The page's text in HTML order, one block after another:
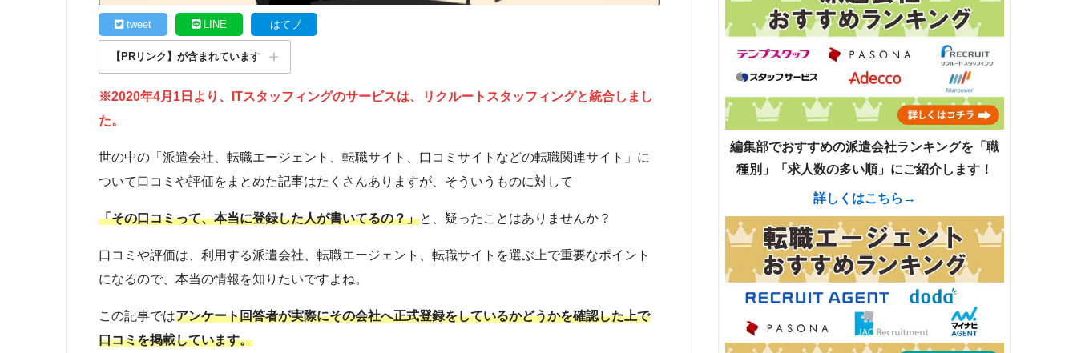
tweet LINE はてブ
【PRリンク】が含まれています
※2020年4月1日より、ITスタッフィングのサービスは、リクルートスタッフィングと統合しまし
た。
世の中の「派遣会社、転職エージェント、転職サイト、口コミサイトなどの転職関連サイト」に
ついて口コミや評価をまとめた記事はたくさんありますが、そういうものに対して
「その口コミって、本当に登録した人が書いてるの？」と、疑ったことはありませんか？
口コミや評価は、利用する派遣会社、転職エージェント、転職サイトを選ぶ上で重要なポイント
になるので、本当の情報を知りたいですよね。
この記事ではアンケート回答者が実際にその会社へ正式登録をしているかどうかを確認した上で
口コミを掲載しています。
編集部でおすすめの派遣会社ランキングを「職
種別」「求人数の多い順」にご紹介します！
詳しくはこちら→